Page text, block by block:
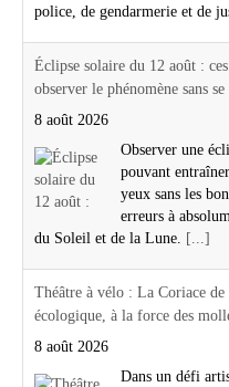
police, de gendarmerie et de
Éclipse solaire du 12 août :
observer le phénomène sans
8 août 2026
Observer une
pouvant
yeux sans les
erreurs à
du Soleil et de la Lune. [...]
Théâtre à vélo : La Coriace
écologique, à la force des
8 août 2026
Dans un défi